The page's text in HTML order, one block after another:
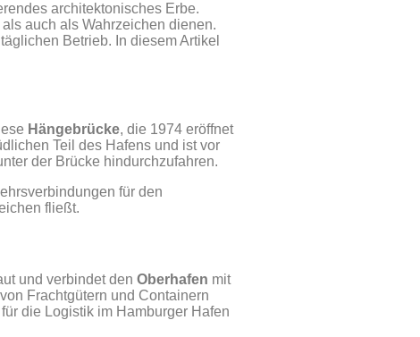
architektonisches Erbe.
auch als Wahrzeichen dienen.
Betrieb. In diesem Artikel
Hängebrücke, die 1974 eröffnet
Teil des Hafens und ist vor
der Brücke hindurchzufahren.
für den
fließt.
und verbindet den Oberhafen mit
Frachtgütern und Containern
die Logistik im Hamburger Hafen